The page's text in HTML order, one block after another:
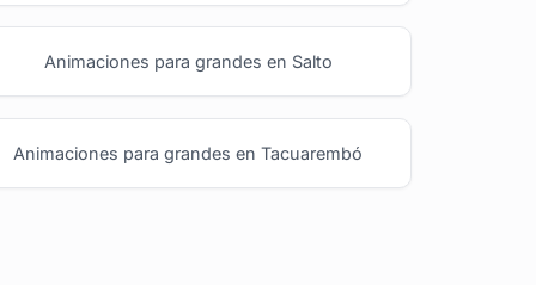
Animaciones para grandes en Salto
Animaciones para grandes en Tacuarembó